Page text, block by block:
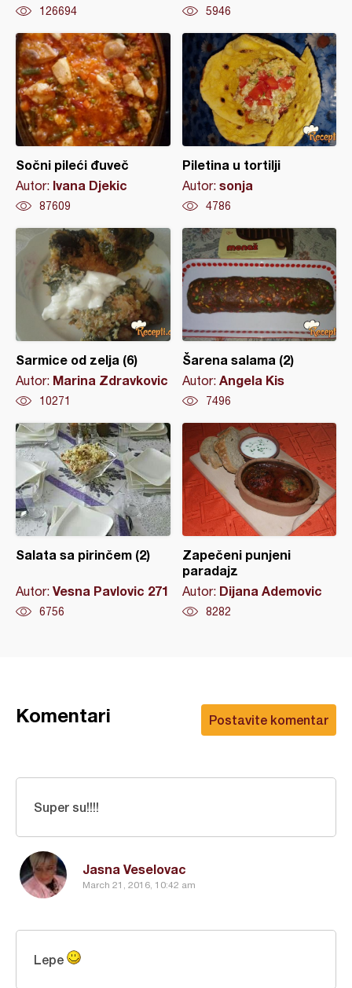
126694 5946
Sočni pileći đuveč
Autor: Ivana Djekic
87609
Piletina u tortilji
Autor: sonja
4786
Sarmice od zelja (6)
Autor: Marina Zdravkovic
10271
Šarena salama (2)
Autor: Angela Kis
7496
Salata sa pirinčem (2)
Autor: Vesna Pavlovic 271
6756
Zapečeni punjeni
paradajz
Autor: Dijana Ademovic
8282
Postavite komentar
Komentari
Jasna Veselovac
March 21, 2016, 10:42 am
Super su!!!!
Lepe